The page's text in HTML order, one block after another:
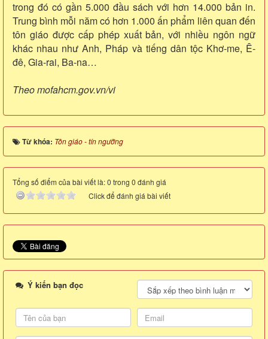
trong đó có gần 5.000 đầu sách với hơn 14.000 bản in.
Trung bình mỗi năm có hơn 1.000 ấn phẩm liên quan đến
tôn giáo được cấp phép xuất bản, với nhiều ngôn ngữ
khác nhau như Anh, Pháp và tiếng dân tộc Khơ-me, Ê-
đê, Gia-rai, Ba-na…
Theo mofahcm.gov.vn/vi
Từ khóa: Tôn giáo - tín ngưỡng
Tổng số điểm của bài viết là: 0 trong 0 đánh giá
Click để đánh giá bài viết
Ý kiến bạn đọc